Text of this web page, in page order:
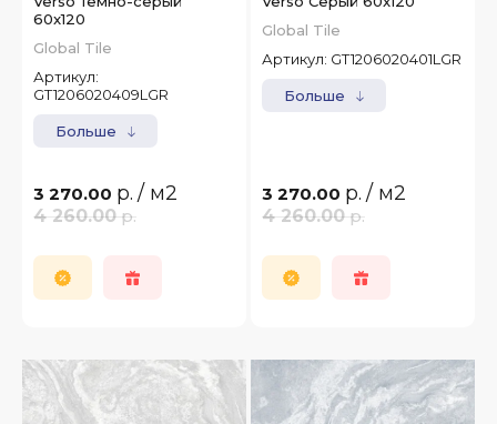
60x120
Global Tile
Артикул:
GT1206020409LGR
Больше
3 270.00 р. / м2
4 260.00 р.
Global Tile
Артикул: GT1206020401LGR
Больше
3 270.00 р. / м2
4 260.00 р.